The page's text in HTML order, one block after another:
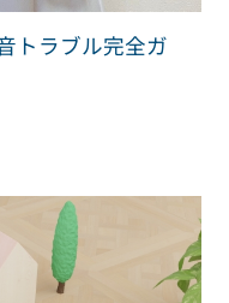
トラブル完全ガ